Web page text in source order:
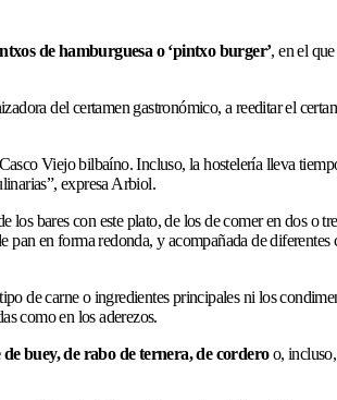
de hamburguesa o ‘pintxo burger’, en el
del certamen gastronómico, a reeditar el
Viejo bilbaíno. Incluso, la hostelería lleva
expresa Arbiol.
bares con este plato, de los de comer en dos o
en forma redonda, y acompañada de diferentes
de carne o ingredientes principales ni los
como en los aderezos.
de buey, de rabo de ternera, de corderoo, incluso,